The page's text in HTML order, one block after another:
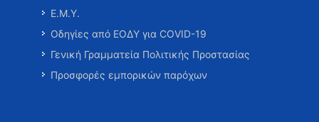
Ε.Μ.Υ.
Οδηγίες από ΕΟΔΥ για COVID-19
Γενική Γραμματεία Πολιτικής Προστασίας
Προσφορές εμπορικών παρόχων